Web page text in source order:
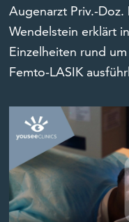
Augenarzt Priv.-Doz.
Wendelstein erklärt
Einzelheiten rund
Femto-LASIK